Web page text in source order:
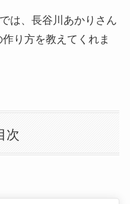
は、長谷川あかりさん
り方を教えてくれま
次